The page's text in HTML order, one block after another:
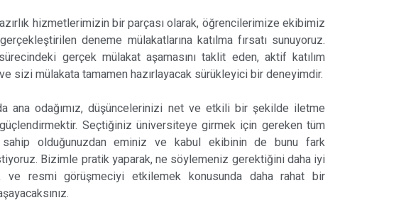
hizmetlerimizin bir parçası olarak, öğrencilerimize ekibimiz
deneme mülakatlarına katılma fırsatı sunuyoruz.
gerçek mülakat aşamasını taklit eden, aktif katılım
sizi mülakata tamamen hazırlayacak sürükleyici bir deneyimdir.
ana odağımız, düşüncelerinizi net ve etkili bir şekilde iletme
Seçtiğiniz üniversiteye girmek için gereken tüm
olduğunuzdan eminiz ve kabul ekibinin de bunu fark
Bizimle pratik yaparak, ne söylemeniz gerektiğini daha iyi
ve resmi görüşmeciyi etkilemek konusunda daha rahat bir